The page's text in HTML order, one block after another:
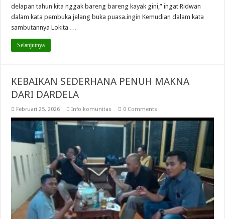
delapan tahun kita nggak bareng bareng kayak gini,” ingat Ridwan
dalam kata pembuka jelang buka puasa.ingin Kemudian dalam kata
sambutannya Lokita …
Selanjutnya
KEBAIKAN SEDERHANA PENUH MAKNA
DARI DARDELA
Februari 25, 2026 Info komunitas 0 Comments